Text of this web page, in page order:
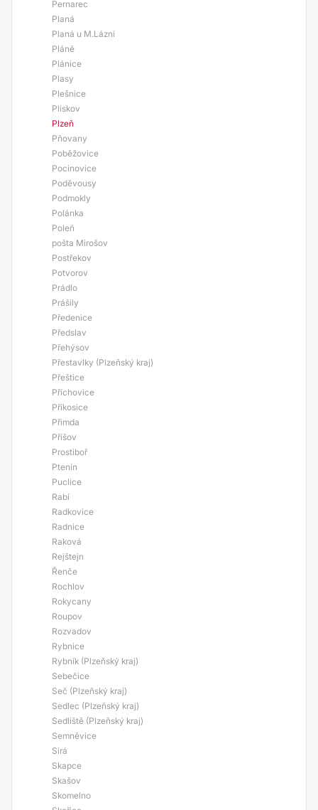
Pernarec
Planá
Planá u M.Lázní
Pláně
Plánice
Plasy
Plešnice
Plískov
Plzeň
Pňovany
Poběžovice
Pocinovice
Poděvousy
Podmokly
Polánka
Poleň
pošta Mirošov
Postřekov
Potvorov
Prádlo
Prášily
Předenice
Předslav
Přehýsov
Přestavlky (Plzeňský kraj)
Přeštice
Příchovice
Příkosice
Přimda
Příšov
Prostiboř
Ptenín
Puclice
Rabí
Radkovice
Radnice
Raková
Rejštejn
Řenče
Rochlov
Rokycany
Roupov
Rozvadov
Rybnice
Rybník (Plzeňský kraj)
Sebečice
Seč (Plzeňský kraj)
Sedlec (Plzeňský kraj)
Sedliště (Plzeňský kraj)
Semněvice
Sirá
Skapce
Skašov
Skomelno